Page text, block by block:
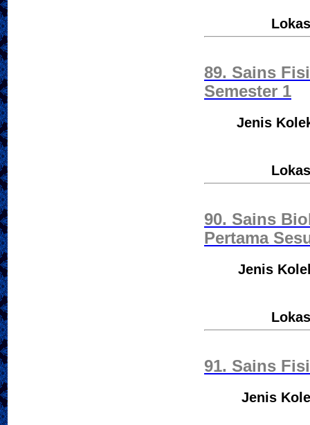
89. Sains
Semester 1
Jenis
90. Sains
Pertama
Jenis
91. Sains
Jenis